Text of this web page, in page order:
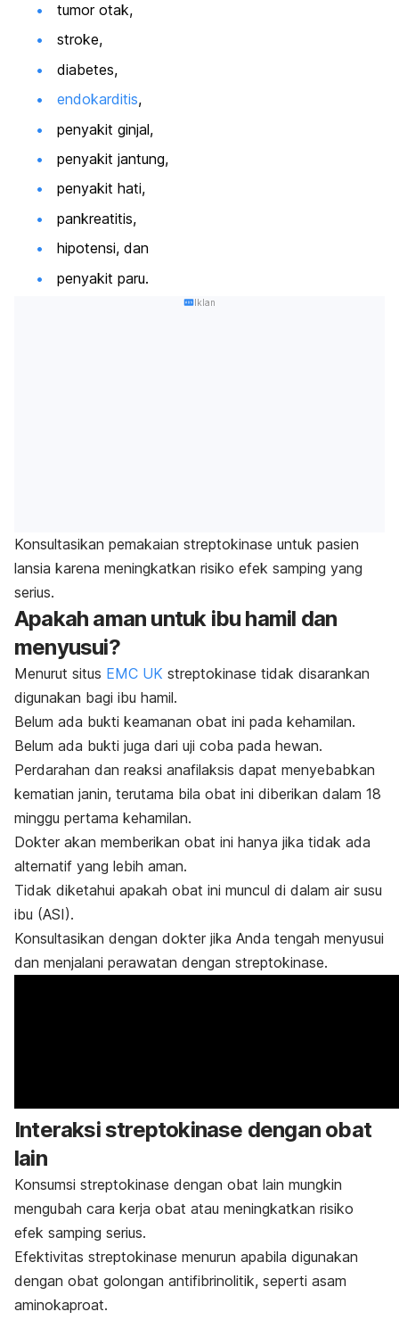
tumor otak,
stroke,
diabetes,
endokarditis,
penyakit ginjal,
penyakit jantung,
penyakit hati,
pankreatitis,
hipotensi, dan
penyakit paru.
Iklan
Konsultasikan pemakaian streptokinase untuk pasien
lansia karena meningkatkan risiko efek samping yang
serius.
Apakah aman untuk ibu hamil dan
menyusui?
Menurut situs EMC UK streptokinase tidak disarankan
digunakan bagi ibu hamil.
Belum ada bukti keamanan obat ini pada kehamilan.
Belum ada bukti juga dari uji coba pada hewan.
Perdarahan dan reaksi anafilaksis dapat menyebabkan
kematian janin, terutama bila obat ini diberikan dalam 18
minggu pertama kehamilan.
Dokter akan memberikan obat ini hanya jika tidak ada
alternatif yang lebih aman.
Tidak diketahui apakah obat ini muncul di dalam air susu
ibu (ASI).
Konsultasikan dengan dokter jika Anda tengah menyusui
dan menjalani perawatan dengan streptokinase.
Interaksi streptokinase dengan obat
lain
Konsumsi streptokinase dengan obat lain mungkin
mengubah cara kerja obat atau meningkatkan risiko
efek samping serius.
Efektivitas streptokinase menurun apabila digunakan
dengan obat golongan antifibrinolitik, seperti asam
aminokaproat.